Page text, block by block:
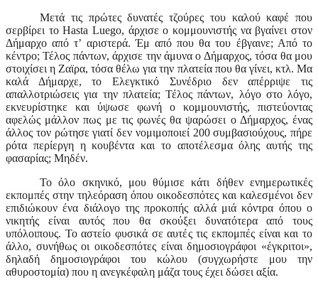
Μετά τις πρώτες δυνατές τζούρες του καλού καφέ που
σερβίρει τοHasta Luego, άρχισε ο κομμουνιστής να βγαίνει στον
Δήμαρχο από τ’ αριστερά. Έμ από που θα του έβγαινε; Από το
κέντρο; Τέλος πάντων, άρχισε την άμυνα ο Δήμαρχος, τόσα θα μου
στοιχίσει η Ζαϊρα, τόσα θέλω για την πλατεία που θα γίνει, κτλ. Μα
καλά Δήμαρχε, το Ελεγκτικό Συνέδριο δεν απέρριψε τις
απαλλοτριώσεις για την πλατεία; Τέλος πάντων, λόγο στο λόγο,
εκνευρίστηκε και ύψωσε φωνή ο κομμουνιστής, πιστεύοντας
αφελώς μάλλον πως με τις φωνές θα ψαρώσει ο Δήμαρχος, ένας
άλλος τον ρώτησε γιατί δεν νομιμοποιεί 200 συμβασιούχους, πήρε
ρότα περίεργη η κουβέντα και το αποτέλεσμα όλης αυτής της
φασαρίας; Μηδέν.
Το όλο σκηνικό, μου θύμισε κάτι δήθεν ενημερωτικές
εκπομπές στην τηλεόραση όπου οικοδεσπότες και καλεσμένοι δεν
επιδιώκουν ένα διάλογο της προκοπής αλλά μιά κόντρα όπου ο
νικητής είναι αυτός που θα σκούξει δυνατότερα από τους
υπόλοιπους. Το αστείο φυσικά σε αυτές τις εκπομπές είναι και το
άλλο, συνήθως οι οικοδεσπότες είναι δημοσιογράφοι «έγκριτοι»,
δηλαδή δημοσιογράφοι του κώλου (συγχωρήστε μου την
αθυροστομία) που η ανεγκέφαλη μάζα τους έχει δώσει αξία.